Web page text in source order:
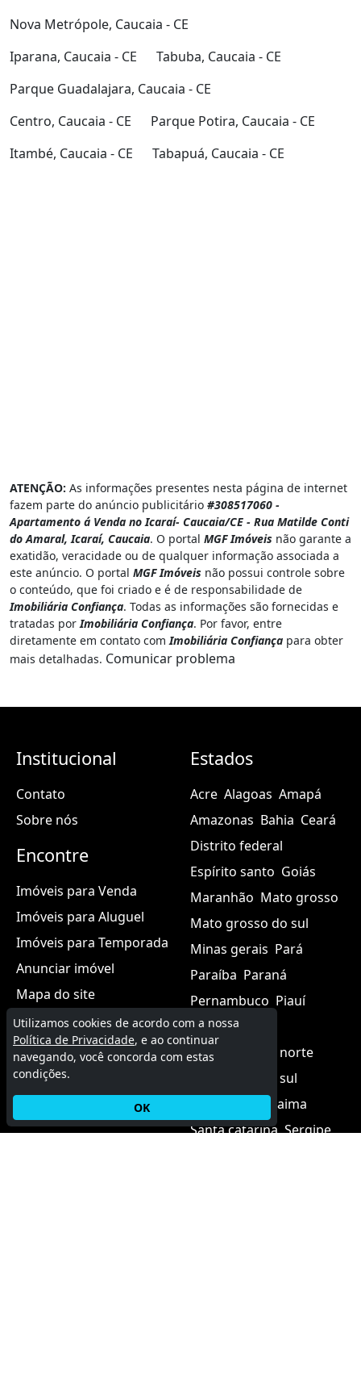
Nova Metrópole, Caucaia - CE
Iparana, Caucaia - CE
Tabuba, Caucaia - CE
Parque Guadalajara, Caucaia - CE
Centro, Caucaia - CE
Parque Potira, Caucaia - CE
Itambé, Caucaia - CE
Tabapuá, Caucaia - CE
ATENÇÃO: As informações presentes nesta página de internet
fazem parte do anúncio publicitário #308517060 -
Apartamento á Venda no Icaraí- Caucaia/CE - Rua Matilde Conti
do Amaral, Icaraí, Caucaia. O portal MGF Imóveis não garante a
exatidão, veracidade ou de qualquer informação associada a
este anúncio. O portal MGF Imóveis não possui controle sobre
o conteúdo, que foi criado e é de responsabilidade de
Imobiliária Confiança. Todas as informações são fornecidas e
tratadas porImobiliária Confiança. Por favor, entre
diretamente em contato comImobiliária Confiança para obter
mais detalhadas. Comunicar problema
Institucional
Contato
Sobre nós
Encontre
Imóveis para Venda
Imóveis para Aluguel
Imóveis para Temporada
Anunciar imóvel
Mapa do site
Estados
Acre Alagoas Amapá
Amazonas Bahia Ceará
Distrito federal
Espírito santo Goiás
Maranhão Mato grosso
Mato grosso do sul
Minas gerais Pará
Paraíba Paraná
Pernambuco Piauí
Rio de janeiro
Rio grande do norte
Rio grande do sul
Roraima
Santa catarina Sergipe
Utilizamos cookies de acordo com a nossa
Política de Privacidade, e ao continuar
navegando, você concorda com estas
condições.
OK